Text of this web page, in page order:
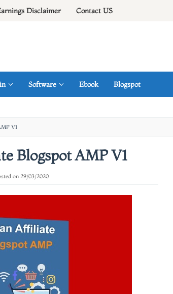
Disclaimer Contact US
Software Ebook Blogspot
V1
Blogspot AMP V1
on 29/03/2020